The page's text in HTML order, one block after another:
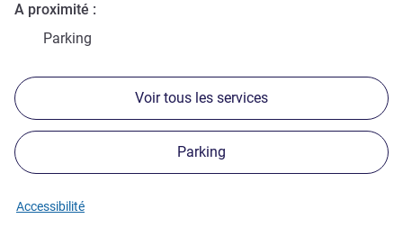
A proximité
Parking
Voir tous les services
Parking
Accessibilité